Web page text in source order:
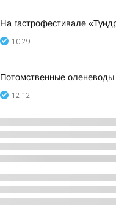
На гастрофестивале
10:29
Потомственные
12:12